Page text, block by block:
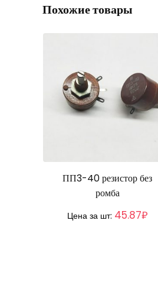
Похожие товары
ПП3-40 резистор без
ромба
Цена за шт: 45.87₽